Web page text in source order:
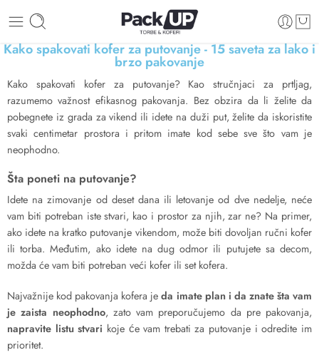
Kako spakovati kofer za putovanje - 15 saveta za lako i
brzo pakovanje
Kako spakovati kofer za putovanje? Kao stručnjaci za prtljag,
razumemo važnost efikasnog pakovanja. Bez obzira da li želite da
pobegnete iz grada za vikend ili idete na duži put, želite da iskoristite
svaki centimetar prostora i pritom imate kod sebe sve što vam je
neophodno.
Šta poneti na putovanje?
Idete na zimovanje od deset dana ili letovanje od dve nedelje, neće
vam biti potreban iste stvari, kao i prostor za njih, zar ne? Na primer,
ako idete na kratko putovanje vikendom, može biti dovoljan ručni kofer
ili torba. Međutim, ako idete na dug odmor ili putujete sa decom,
možda će vam biti potreban veći kofer ili set kofera.
Najvažnije kod pakovanja kofera jeda imate plan i da znate šta vam
je zaista neophodno, zato vam preporučujemo da pre pakovanja,
napravite listu stvari koje će vam trebati za putovanje i odredite im
prioritet.